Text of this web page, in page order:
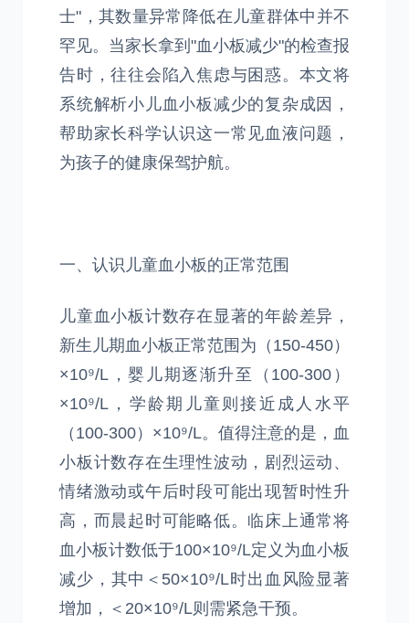
士"，其数量异常降低在儿童群体中并不
罕见。当家长拿到"血小板减少"的检查报
告时，往往会陷入焦虑与困惑。本文将
系统解析小儿血小板减少的复杂成因，
帮助家长科学认识这一常见血液问题，
为孩子的健康保驾护航。
一、认识儿童血小板的正常范围
儿童血小板计数存在显著的年龄差异，
新生儿期血小板正常范围为（150-450）
×10⁹/L，婴儿期逐渐升至（100-300）
×10⁹/L，学龄期儿童则接近成人水平
（100-300）×10⁹/L。值得注意的是，血
小板计数存在生理性波动，剧烈运动、
情绪激动或午后时段可能出现暂时性升
高，而晨起时可能略低。临床上通常将
血小板计数低于100×10⁹/L定义为血小板
减少，其中＜50×10⁹/L时出血风险显著
增加，＜20×10⁹/L则需紧急干预。